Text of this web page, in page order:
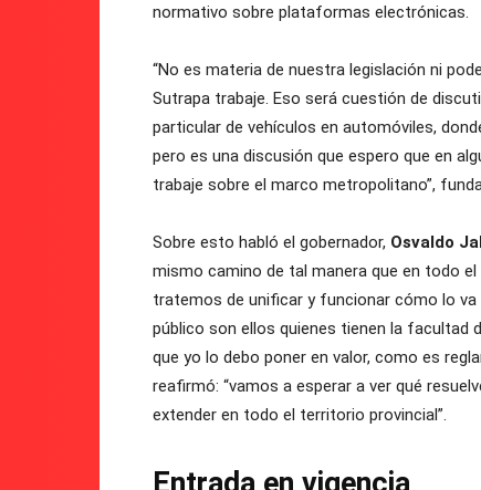
normativo sobre plataformas electrónicas.
“No es materia de nuestra legislación ni
Sutrapa trabaje. Eso será cuestión de
particular de vehículos en automóviles,
pero es una discusión que espero que en
trabaje sobre el marco metropolitano”,
Sobre esto habló el gobernador, Osvaldo
mismo camino de tal manera que en todo
tratemos de unificar y funcionar cómo lo va
público son ellos quienes tienen la facultad
que yo lo debo poner en valor, como es
reafirmó: “vamos a esperar a ver qué
extender en todo el territorio provincial”.